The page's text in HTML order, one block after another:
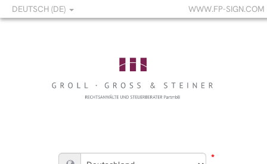
DEUTSCH (DE) WWW.FP-SIGN.COM
*